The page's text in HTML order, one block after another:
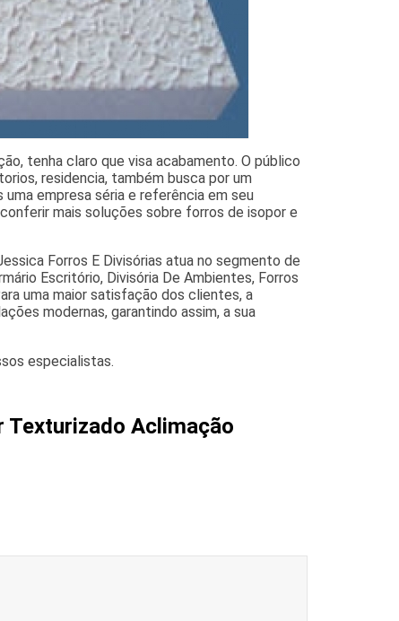
tenha claro que visa acabamento. O público
residencia, também busca por um
empresa séria e referência em seu
mais soluções sobre forros de isopor e
Forros E Divisórias atua no segmento de
Escritório, Divisória De Ambientes, Forros
uma maior satisfação dos clientes, a
modernas, garantindo assim, a sua
especialistas.
Texturizado Aclimação